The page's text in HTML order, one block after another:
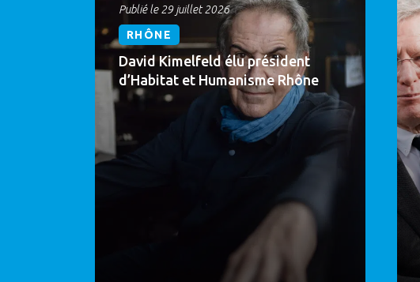
Publié le 29 juillet 2026
RHÔNE
David Kimelfeld élu président
d’Habitat et Humanisme Rhône